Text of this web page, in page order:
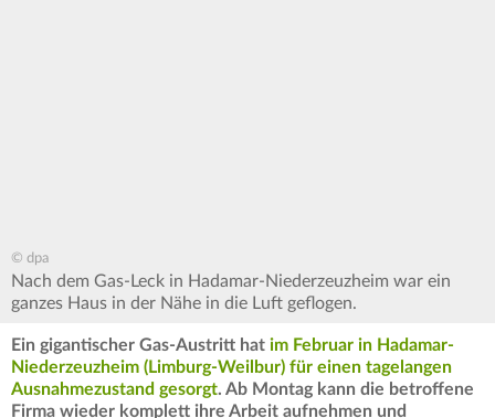
© dpa
Nach dem Gas-Leck in Hadamar-Niederzeuzheim war ein
ganzes Haus in der Nähe in die Luft geflogen.
Ein gigantischer Gas-Austritt hat im Februar in Hadamar-
Niederzeuzheim (Limburg-Weilbur) für einen tagelangen
Ausnahmezustand gesorgt. Ab Montag kann die betroffene
Firma wieder komplett ihre Arbeit aufnehmen und